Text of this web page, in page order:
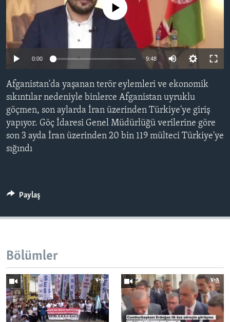
HAYATTAN
SANAT
BIZI TAKIP EDIN
Diller
No media source currently available
0:00 9:48
Afganistan'da yaşanan terör eylemleri ve ekonomik
sıkıntılar nedeniyle binlerce Afganistan uyruklu
göçmen, son aylarda İran üzerinden Türkiye'ye giriş
yapıyor. Göç İdaresi Genel Müdürlüğü verilerine göre
son 3 ayda İran üzerinden 20 bin 119 mülteci Türkiye'ye
sığındı
Paylaş
Bölümler